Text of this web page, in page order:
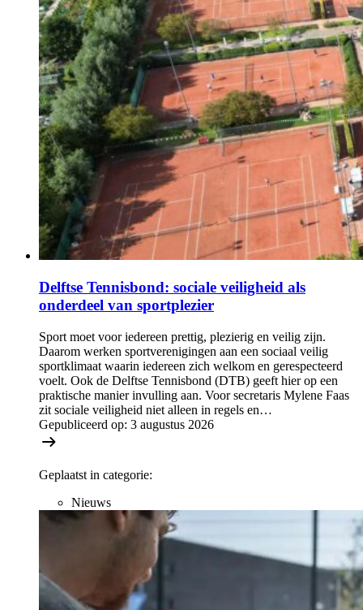
Delftse Tennisbond: sociale veiligheid als
onderdeel van sportplezier
Sport moet voor iedereen prettig, plezierig en veilig zijn.
Daarom werken sportverenigingen aan een sociaal veilig
sportklimaat waarin iedereen zich welkom en gerespecteerd
voelt. Ook de Delftse Tennisbond (DTB) geeft hier op een
praktische manier invulling aan. Voor secretaris Mylene Faas
zit sociale veiligheid niet alleen in regels en…
Gepubliceerd op: 3 augustus 2026
Geplaatst in categorie:
Nieuws